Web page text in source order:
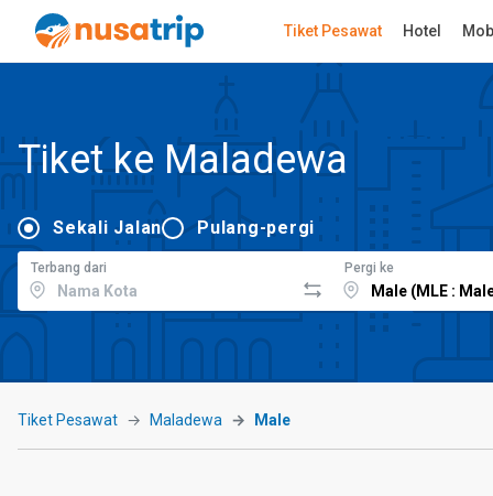
Tiket Pesawat Hotel
Tiket ke Maladewa
Sekali Jalan Pulang-pergi
Terbang dari Pergi ke
Tiket Pesawat Maladewa Male